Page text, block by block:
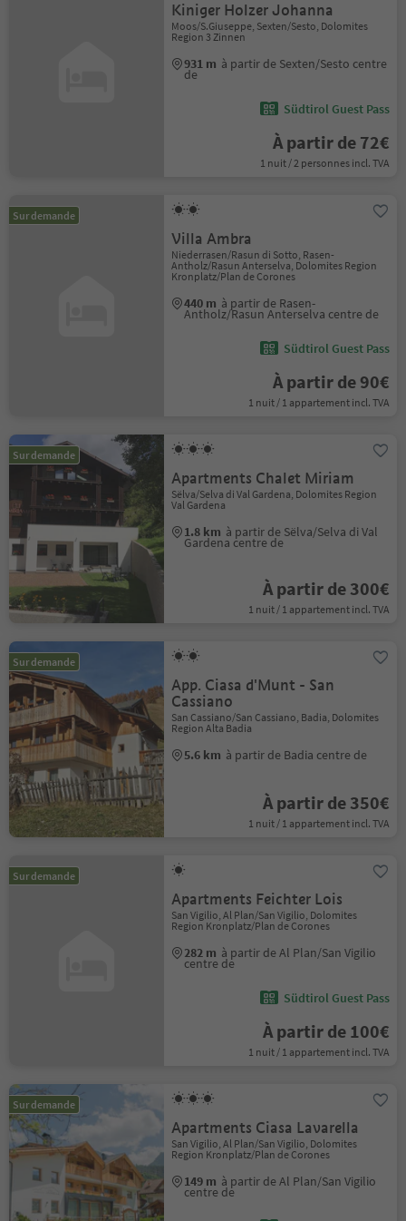
Kiniger Holzer Johanna
Moos/S.Giuseppe, Sexten/Sesto, Dolomites
Region 3 Zinnen
931 m à partir de Sexten/Sesto centre
de
Südtirol Guest Pass
À partir de 72€
1 nuit / 2 personnes incl. TVA
Sur demande
Villa Ambra
Niederrasen/Rasun di Sotto, Rasen-
Antholz/Rasun Anterselva, Dolomites Region
Kronplatz/Plan de Corones
440 m à partir de Rasen-
Antholz/Rasun Anterselva centre de
Südtirol Guest Pass
À partir de 90€
1 nuit / 1 appartement incl. TVA
Sur demande
Apartments Chalet Miriam
Sëlva/Selva di Val Gardena, Dolomites Region
Val Gardena
1.8 km à partir de Sëlva/Selva di Val
Gardena centre de
À partir de 300€
1 nuit / 1 appartement incl. TVA
Sur demande
App. Ciasa d'Munt - San
Cassiano
San Cassiano/San Cassiano, Badia, Dolomites
Region Alta Badia
5.6 km à partir de Badia centre de
À partir de 350€
1 nuit / 1 appartement incl. TVA
Sur demande
Apartments Feichter Lois
San Vigilio, Al Plan/San Vigilio, Dolomites
Region Kronplatz/Plan de Corones
282 m à partir de Al Plan/San Vigilio
centre de
Südtirol Guest Pass
À partir de 100€
1 nuit / 1 appartement incl. TVA
Sur demande
Apartments Ciasa Lavarella
San Vigilio, Al Plan/San Vigilio, Dolomites
Region Kronplatz/Plan de Corones
149 m à partir de Al Plan/San Vigilio
centre de